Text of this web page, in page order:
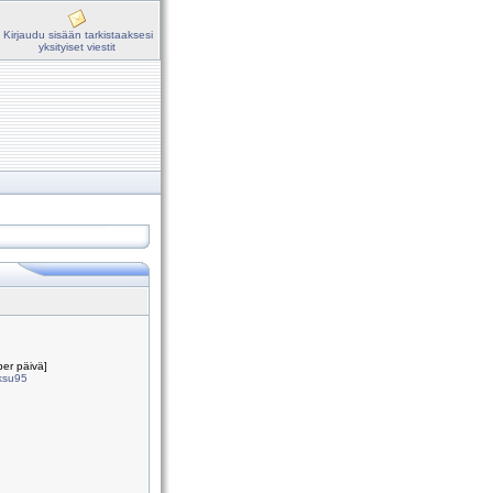
Kirjaudu sisään tarkistaaksesi
yksityiset viestit
päivä]